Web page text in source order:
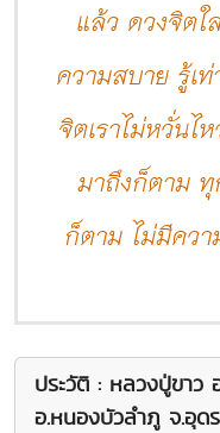
แล้ว ดวงจิต
ความสบาย รู้เ
จิตเราไม่หวั่น
มาถึงก็ตาม ทุ
ก็ตาม ไม่มีคว
ประวัติ : หลวงปู่ขาว
อ.หนองบัวลำภู จ.อุด